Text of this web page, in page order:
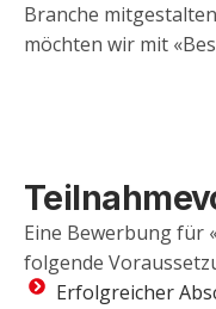
Branche
möchten wir mit
Eine Bewerbung für
folgende
Erfolgreicher